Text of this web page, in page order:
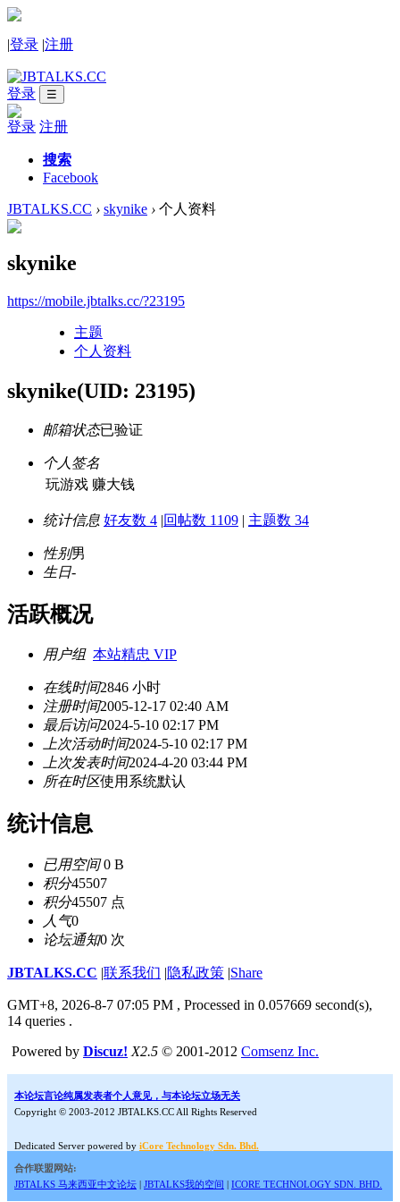
|登录 |注册
登录 ☰
登录 注册
搜索
Facebook
JBTALKS.CC › skynike › 个人资料
skynike
https://mobile.jbtalks.cc/?23195
主题
个人资料
skynike(UID: 23195)
邮箱状态已验证
个人签名
玩游戏 赚大钱
统计信息 好友数 4 |回帖数 1109 | 主题数 34
性别男
生日-
活跃概况
用户组 本站精忠 VIP
在线时间2846 小时
注册时间2005-12-17 02:40 AM
最后访问2024-5-10 02:17 PM
上次活动时间2024-5-10 02:17 PM
上次发表时间2024-4-20 03:44 PM
所在时区使用系统默认
统计信息
已用空间0 B
积分45507
积分45507 点
人气0
论坛通知0 次
JBTALKS.CC |联系我们 |隐私政策 |Share
GMT+8, 2026-8-7 07:05 PM , Processed in 0.057669 second(s),
14 queries .
Powered by Discuz! X2.5 © 2001-2012 Comsenz Inc.
本论坛言论纯属发表者个人意见，与本论坛立场无关
Copyright © 2003-2012 JBTALKS.CC All Rights Reserved
Dedicated Server powered by iCore Technology Sdn. Bhd.
合作联盟网站:
JBTALKS 马来西亚中文论坛
JBTALKS我的空间 ICORE TECHNOLOGY SDN. BHD.